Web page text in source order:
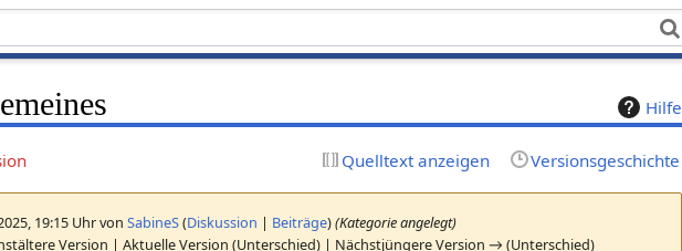
Hilfe
Quelltext anzeigen Versionsgeschichte
19:15 Uhr vonSabineS(Diskussion | Beiträge)(Kategorie angelegt)
Version | Aktuelle Version (Unterschied) | Nächstjüngere Version → (Unterschied)